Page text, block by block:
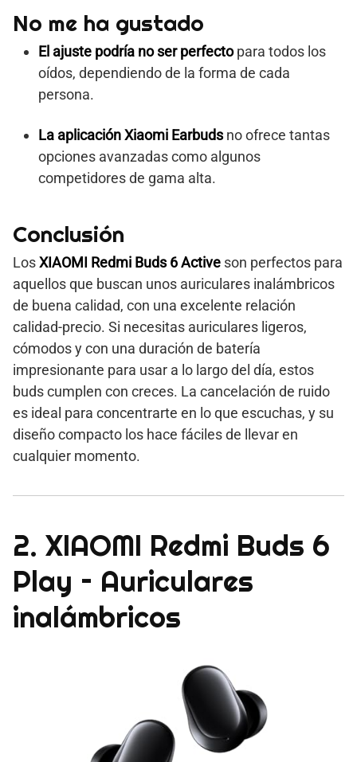
No me ha gustado
El ajuste podría no ser perfectopara todos los
oídos, dependiendo de la forma de cada
persona.
La aplicación Xiaomi Earbudsno ofrece tantas
opciones avanzadas como algunos
competidores de gama alta.
Conclusión
LosXIAOMI Redmi Buds 6 Active son perfectos para
aquellos que buscan unos auriculares inalámbricos
de buena calidad, con una excelente relación
calidad-precio. Si necesitas auriculares ligeros,
cómodos y con una duración de batería
impresionante para usar a lo largo del día, estos
buds cumplen con creces. La cancelación de ruido
es ideal para concentrarte en lo que escuchas, y su
diseño compacto los hace fáciles de llevar en
cualquier momento.
2. XIAOMI Redmi Buds 6
Play – Auriculares
inalámbricos